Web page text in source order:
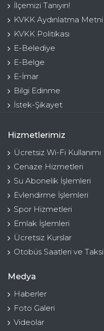
İlçemizi Tanıyın!
KVKK Aydınlatma Metni
KVKK Politikası
E-Belediye
E-Belge
E-İmar
Bilgi Edinme
İstek-Şikayet
Hizmetlerimiz
Ücretsiz Wi-Fi Kullanımı
Cenaze Hizmetleri
Su Abonelik İşlemleri
Evlendirme İşlemleri
Spor Hizmetleri
Emlak İşlemleri
Ücretsiz Kurslar
Otobüs Saatleri ve Taksi
Medya
Haberler
Foto Galeri
Videolar